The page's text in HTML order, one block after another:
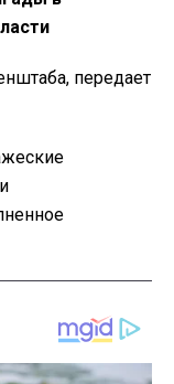
передает